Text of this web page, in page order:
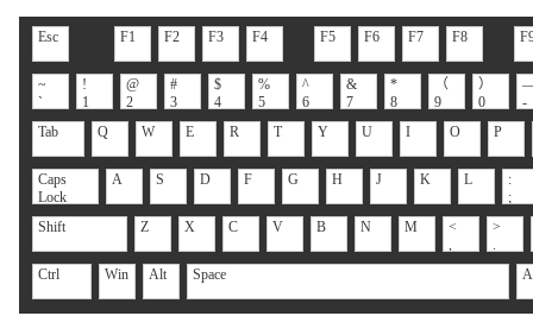
Esc F1 F2 F3 F4 F5 F6 F7 F8
~
`
!
1
@
2
#
3
$
4
%
5
^
6
&
7
*
8
（
9
）
0
-
Tab
Q W E R T Y U I O P
Caps
Lock
A S D F G H J K L
:
;
Shift
Z X C V B N M
<
,
>
.
Ctrl
Win Alt Space